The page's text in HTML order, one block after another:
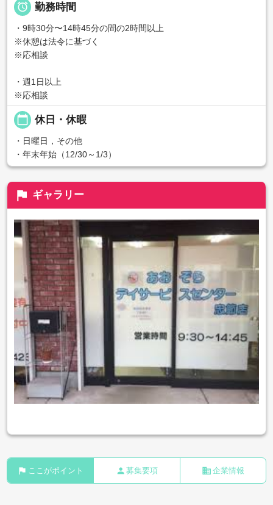
 勤務時間
・9時30分〜14時45分の間の2時間以上
※休憩は法令に基づく
※応相談
・週1日以上
※応相談
calendar_today 休日・休暇
・日曜日，その他
・年末年始（12/30～1/3）
flag ギャラリー
flag ここがポイント person 募集要項 business 企業情報